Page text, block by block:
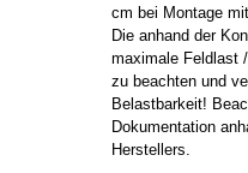
cm bei Montage
Die anhand der
maximale Feldlast
zu beachten und
Belastbarkeit!
Dokumentation
Herstellers.